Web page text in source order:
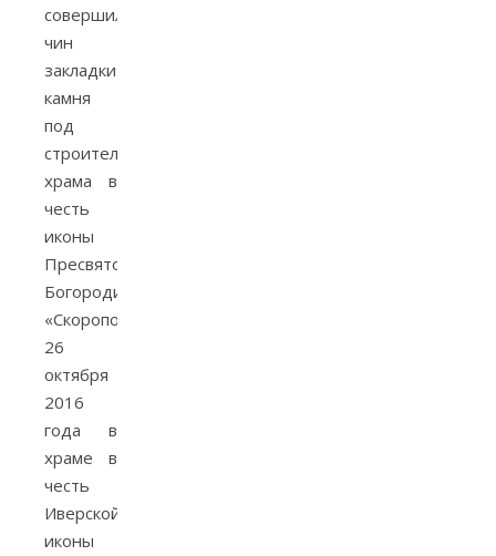
совершил
чин
закладки
камня
под
строительство
храма в
честь
иконы
Пресвятой
Богородицы
«Скоропослушница».
26
октября
2016
года в
храме в
честь
Иверской
иконы